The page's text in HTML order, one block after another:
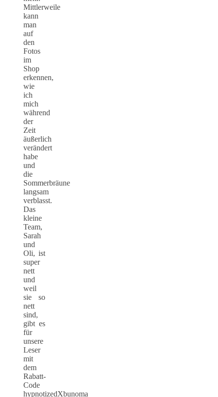
Mittlerweile
kann
man
auf
den
Fotos
im
Shop
erkennen,
wie
ich
mich
während
der
Zeit
äußerlich
verändert
habe
und
die
Sommerbräune
langsam
verblasst.
Das
kleine
Team,
Sarah
und
Oli, ist
super
nett
und
weil
sie so
nett
sind,
gibt es
für
unsere
Leser
mit
dem
Rabatt-
Code
hypnotizedXbunoma